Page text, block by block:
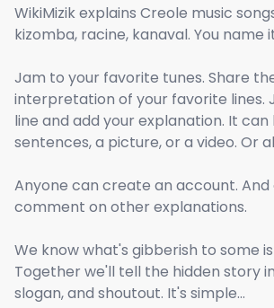
WikiMizik explains Creole music
kizomba, racine, kanaval. You name
Jam to your favorite tunes. Share
interpretation of your favorite lines.
line and add your explanation. It
sentences, a picture, or a video. Or
Anyone can create an account. And
comment on other explanations.
We know what's gibberish to some
Together we'll tell the hidden story
slogan, and shoutout. It's simple...